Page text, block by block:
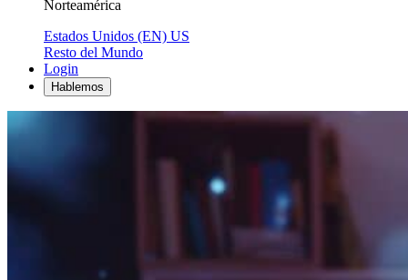
Norteamérica
Estados Unidos (EN) US
Resto del Mundo
Login
Hablemos